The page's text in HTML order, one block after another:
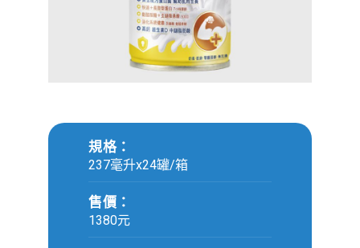
規格：
237毫升x24罐/箱
售價：
1380元